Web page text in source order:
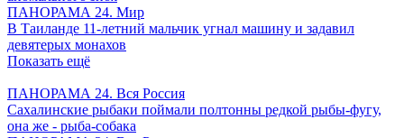
ПАНОРАМА 24. Мир
В Таиланде 11-летний мальчик угнал машину и задавил
девятерых монахов
Показать ещё
ПАНОРАМА 24. Вся Россия
Сахалинские рыбаки поймали полтонны редкой рыбы-фугу,
она же - рыба-собака